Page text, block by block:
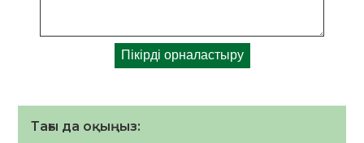
Тағы да оқыңыз: